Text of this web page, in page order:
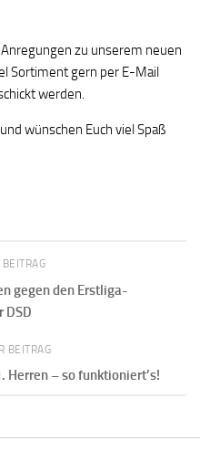
zu unserem neuen
Sortiment gern per E-Mail
werden.
wünschen Euch viel Spaß
gegen den Erstliga-
DSD
BEITRAG
Herren – so funktioniert’s!